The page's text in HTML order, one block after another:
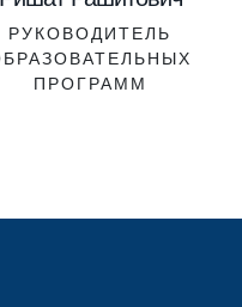
РУКОВОДИТЕЛЬ
ПРОГРАММ